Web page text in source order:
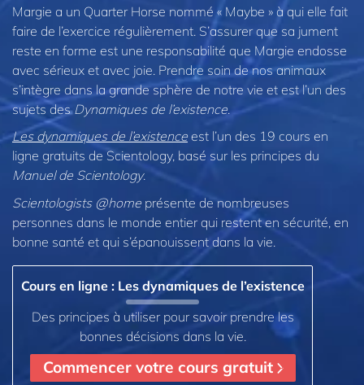
Margie a un Quarter Horse nommé « Maybe » à qui elle fait
faire de l’exercice régulièrement. S’assurer que sa jument
reste en forme est une responsabilité que Margie endosse
avec sérieux et avec joie. Prendre soin de nos animaux
s’intègre dans la grande sphère de notre vie et est l’un des
sujets des Dynamiques de l’existence.
Les dynamiques de l’existence est l’un des 19 cours en
ligne gratuits de Scientology, basé sur les principes du
Manuel de Scientology.
Scientologists @home présente de nombreuses
personnes dans le monde entier qui restent en sécurité, en
bonne santé et qui s’épanouissent dans la vie.
Cours en ligne : Les dynamiques de l’existence
Des principes à utiliser pour savoir prendre les
bonnes décisions dans la vie.
Commencer votre cours gratuit